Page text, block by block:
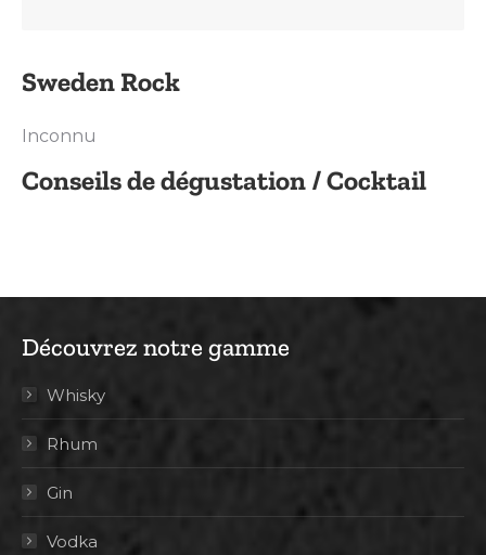
Sweden Rock
Inconnu
Conseils de dégustation / Cocktail
Découvrez notre gamme
Whisky
Rhum
Gin
Vodka